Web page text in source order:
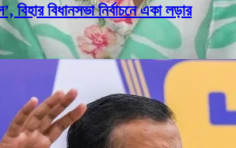
বিহার বিধানসভা নির্বাচনে একা লড়ার